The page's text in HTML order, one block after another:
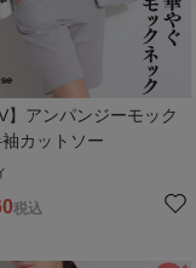
】アンパンジーモック
カットソー
税込